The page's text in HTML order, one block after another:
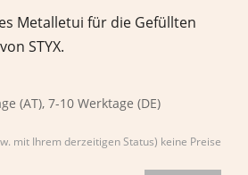
Metalletui für die Gefüllten
STYX.
(AT), 7-10 Werktage (DE)
mit Ihrem derzeitigen Status) keine Preise